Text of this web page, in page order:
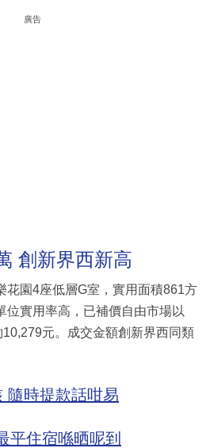
廣告
創新界西新高
花園4座低層G室，實用面積861方
位實用率高，已補價自由市場以
元。成交金額創新界西同類
隨時提款話咁易
平住宿喺晒呢到